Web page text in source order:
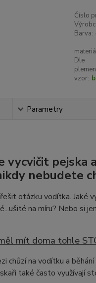
Číslo
Barva:
Dle
vzor:
Parametry
pejska
nebudete
otázku vodítka. Jaké
na míru? Nebo si
mít doma tohle
chůzí na vodítku a
také často využívají